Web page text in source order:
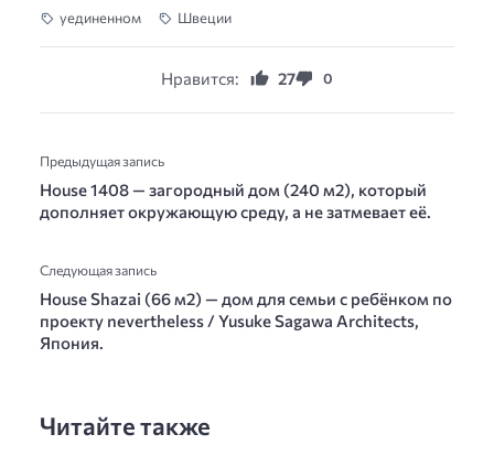
уединенном
Швеции
Нравится: 27 0
Предыдущая запись
House 1408 — загородный дом (240 м2), который
дополняет окружающую среду, а не затмевает её.
Следующая запись
House Shazai (66 м2) — дом для семьи с ребёнком по
проекту nevertheless / Yusuke Sagawa Architects,
Япония.
Читайте также